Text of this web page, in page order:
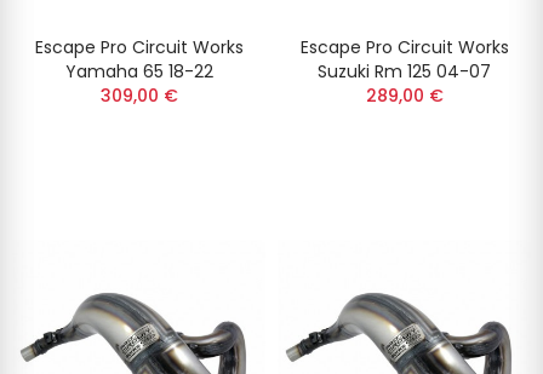
Escape Pro Circuit Works
Yamaha 65 18-22
309,00 €
Escape Pro Circuit Works
Suzuki Rm 125 04-07
289,00 €